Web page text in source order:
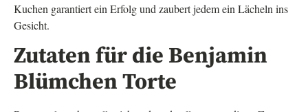
Kuchen garantiert ein Erfolg und zaubert jedem ein Lächeln ins
Gesicht.
Zutaten für die Benjamin
Blümchen Torte